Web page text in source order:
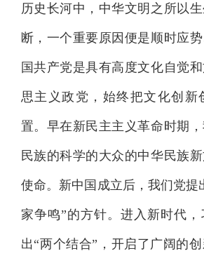
历史长河中，中华文明之所以
断，一个重要原因便是顺时应
国共产党是具有高度文化自觉
思主义政党，始终把文化创新
置。早在新民主主义革命时期
民族的科学的大众的中华民族
使命。新中国成立后，我们党提
家争鸣”的方针。进入新时代
出“两个结合”，开启了广阔的